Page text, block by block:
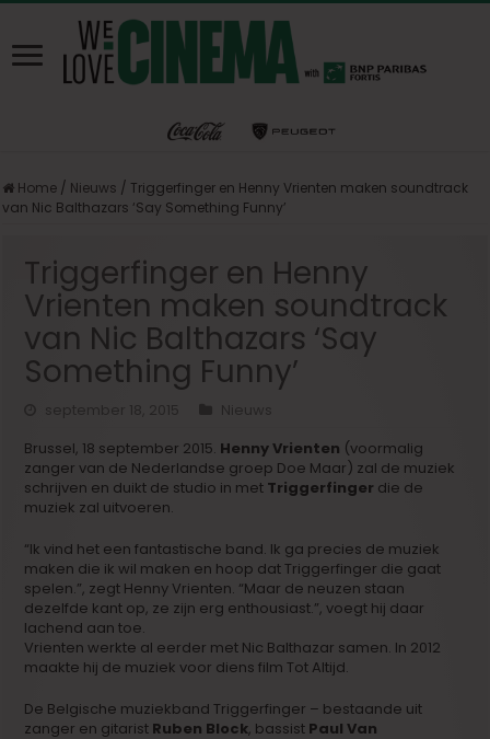
Home / Nieuws / Triggerfinger en Henny Vrienten maken soundtrack
van Nic Balthazars ‘Say Something Funny’
Triggerfinger en Henny
Vrienten maken soundtrack
van Nic Balthazars ‘Say
Something Funny’
september 18, 2015
Nieuws
Brussel, 18 september 2015. Henny Vrienten (voormalig
zanger van de Nederlandse groep Doe Maar) zal de muziek
schrijven en duikt de studio in met Triggerfinger die de
muziek zal uitvoeren.
“Ik vind het een fantastische band. Ik ga precies de muziek
maken die ik wil maken en hoop dat Triggerfinger die gaat
spelen.”, zegt Henny Vrienten. “Maar de neuzen staan
dezelfde kant op, ze zijn erg enthousiast.”, voegt hij daar
lachend aan toe.
Vrienten werkte al eerder met Nic Balthazar samen. In 2012
maakte hij de muziek voor diens film Tot Altijd.
De Belgische muziekband Triggerfinger – bestaande uit
zanger en gitarist Ruben Block, bassist Paul Van